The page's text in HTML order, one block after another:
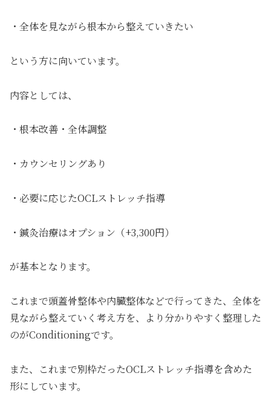
・全体を見ながら根本から整えていきたい
という方に向いています。
内容としては、
・根本改善・全体調整
・カウンセリングあり
・必要に応じたOCLストレッチ指導
・鍼灸治療はオプション（+3,300円）
が基本となります。
これまで頭蓋骨整体や内臓整体などで行ってきた、全体を
見ながら整えていく考え方を、より分かりやすく整理した
のがConditioningです。
また、これまで別枠だったOCLストレッチ指導を含めた
形にしています。